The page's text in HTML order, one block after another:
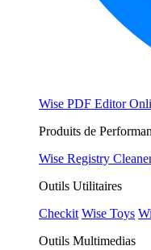
Wise PDF Editor
Produits de
Wise Registry
Outils Utilitaires
Checkit Wise Toys
Outils Multimedias